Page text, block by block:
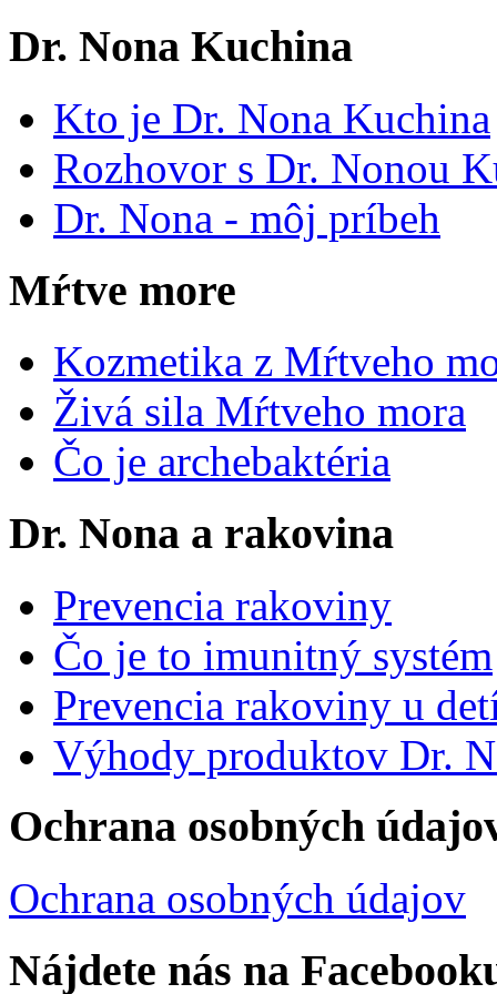
Dr. Nona Kuchina
Kto je Dr. Nona Kuchina
Rozhovor s Dr. Nonou
Dr. Nona - môj príbeh
Mŕtve more
Kozmetika z Mŕtveho
Živá sila Mŕtveho mora
Čo je archebaktéria
Dr. Nona a rakovina
Prevencia rakoviny
Čo je to imunitný systém
Prevencia rakoviny u
Výhody produktov Dr.
Ochrana osobných
Ochrana osobných údajov
Nájdete nás na